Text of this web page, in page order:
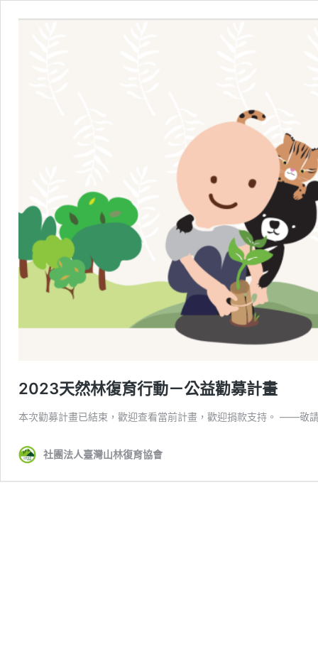
2023天然林復育行動－公益勸募計畫
本次勸募計畫已結束，歡迎查看當前計畫，歡迎捐款支持。 ——
社團法人臺灣山林復育協會